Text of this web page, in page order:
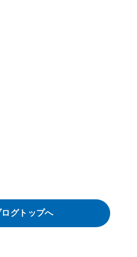
ログトップへ